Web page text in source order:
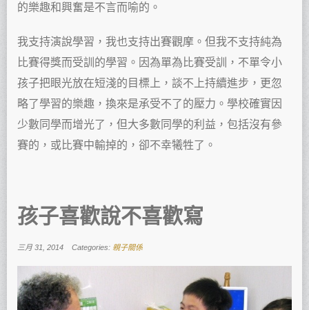
的樂趣和興奮是不言而喻的。
我支持演說學習，我也支持出賽觀摩。但我不支持純為
比賽得獎而受訓的學習。因為單為比賽受訓，不單令小
孩子把眼光放在短淺的目標上，談不上持續進步，更忽
略了學習的樂趣，換來是承受不了的壓力。學校確實因
少數同學而增光了，但大多數同學的利益，包括沒有參
賽的，或比賽中輸掉的，卻不幸犧牲了。
孩子喜歡說不喜歡寫
三月 31, 2014 Categories: 親子關係